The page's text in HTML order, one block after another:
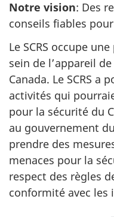
Notre vision: Des
conseils fiables
Le SCRS occupe
sein de l’appareil
Canada. Le SCRS a
activités qui
pour la sécurité du
au gouvernement
prendre des
menaces pour la
respect des règles
conformité avec